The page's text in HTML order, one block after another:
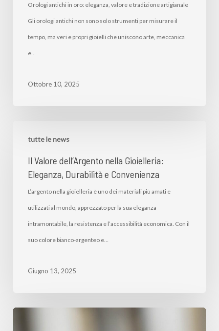
Orologi antichi in oro: eleganza, valore e tradizione artigianale
Gli orologi antichi non sono solo strumenti per misurare il
tempo, ma veri e propri gioielli che uniscono arte, meccanica
e…
Ottobre 10, 2025
tutte le news
Il Valore dell’Argento nella Gioielleria:
Eleganza, Durabilità e Convenienza
L’argento nella gioielleria è uno dei materiali più amati e
utilizzati al mondo, apprezzato per la sua eleganza
intramontabile, la resistenza e l’accessibilità economica. Con il
suo colore bianco-argenteo e…
Giugno 13, 2025